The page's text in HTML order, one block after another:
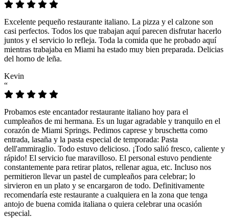
Excelente pequeño restaurante italiano. La pizza y el calzone son
casi perfectos. Todos los que trabajan aquí parecen disfrutar hacerlo
juntos y el servicio lo refleja. Toda la comida que he probado aquí
mientras trabajaba en Miami ha estado muy bien preparada. Delicias
del horno de leña.
Kevin
“
Probamos este encantador restaurante italiano hoy para el
cumpleaños de mi hermana. Es un lugar agradable y tranquilo en el
corazón de Miami Springs. Pedimos caprese y bruschetta como
entrada, lasaña y la pasta especial de temporada: Pasta
dell'ammiraglio. Todo estuvo delicioso. ¡Todo salió fresco, caliente y
rápido! El servicio fue maravilloso. El personal estuvo pendiente
constantemente para retirar platos, rellenar agua, etc. Incluso nos
permitieron llevar un pastel de cumpleaños para celebrar; lo
sirvieron en un plato y se encargaron de todo. Definitivamente
recomendaría este restaurante a cualquiera en la zona que tenga
antojo de buena comida italiana o quiera celebrar una ocasión
especial.